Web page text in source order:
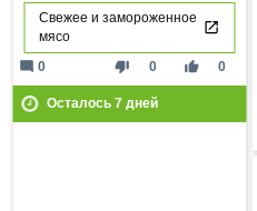
Свежее и замороженное
мясо
thumb_down 0 thumb_up 0
mode_comment 0
Осталось 7дней